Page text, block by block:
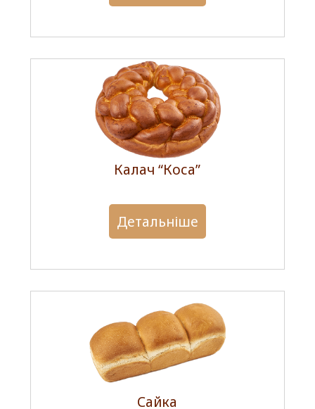
Калач “Коса”
Детальніше
Сайка